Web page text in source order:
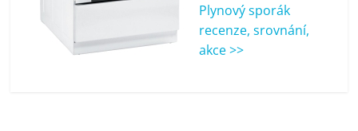
elektronika
porovnání
Plynový sporák
recenze, srovnání,
akce >>